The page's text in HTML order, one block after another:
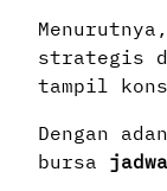
strategis
tampil
Dengan
bursa